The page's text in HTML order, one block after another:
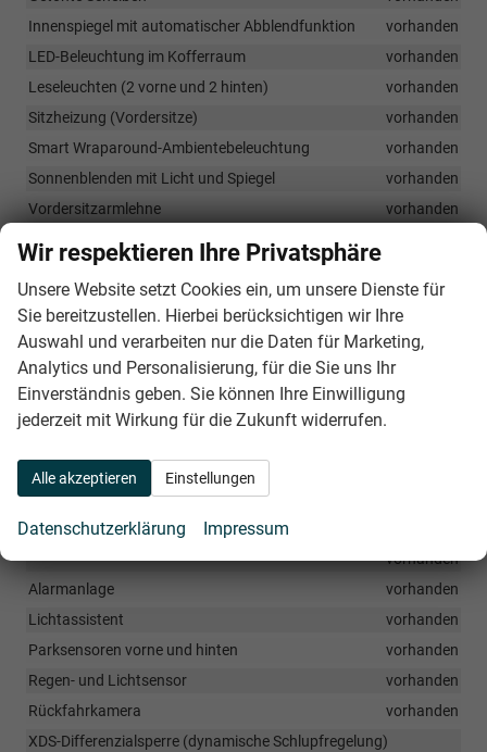
Innenspiegel mit automatischer Abblendfunktion
vorhanden
LED-Beleuchtung im Kofferraum
vorhanden
Leseleuchten (2 vorne und 2 hinten)
vorhanden
Sitzheizung (Vordersitze)
vorhanden
Smart Wraparound-Ambientebeleuchtung
vorhanden
Sonnenblenden mit Licht und Spiegel
vorhanden
Vordersitzarmlehne
vorhanden
Infotainment & Kommunikation
12,9 Zoll Infotainment-Bildschirm
vorhanden
Connectivity Box (inkl. Bluetooth und Mobile Phone Interface)
CUPRA Full Link (kabellos)
Adaptive Geschwindigkeitsregelung mit Follow-to-Stop
vorhanden
Alarmanlage
vorhanden
Lichtassistent
vorhanden
Parksensoren vorne und hinten
vorhanden
Regen- und Lichtsensor
vorhanden
Rückfahrkamera
vorhanden
XDS-Differenzialsperre (dynamische Schlupfregelung)
Wir respektieren Ihre Privatsphäre
Unsere Website setzt Cookies ein, um unsere Dienste für
Sie bereitzustellen. Hierbei berücksichtigen wir Ihre
Auswahl und verarbeiten nur die Daten für Marketing,
Analytics und Personalisierung, für die Sie uns Ihr
Einverständnis geben. Sie können Ihre Einwilligung
jederzeit mit Wirkung für die Zukunft widerrufen.
Alle akzeptieren Einstellungen
Datenschutzerklärung Impressum